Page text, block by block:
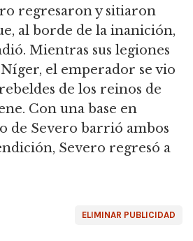
regresaron y sitiaron
al borde de la inanición,
Mientras sus legiones
el emperador se vio
de los reinos de
Con una base en
de Severo barrió ambos
Severo regresó a
ELIMINAR PUBLICIDAD